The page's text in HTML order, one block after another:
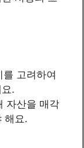
고려하여
.
자산을 매각
해요.